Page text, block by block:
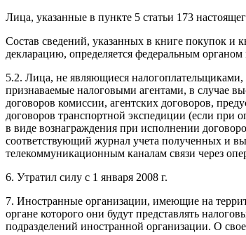
Лица, указанные в пункте 5 статьи 173
Состав сведений, указанных в книге покупок и
декларацию, определяется федеральным
5.2. Лица, не являющиеся
признаваемые налоговыми агентами, в случае
договоров комиссии, агентских договоров,
договоров транспортной экспедиции (если при
в виде вознаграждения при исполнении
соответствующий журнал учета полученных и
телекоммуникационным каналам связи через
6. Утратил силу с 1 января 2008 г.
7. Иностранные организации, имеющие на
органе которого они будут представлять
подразделений иностранной организации. О